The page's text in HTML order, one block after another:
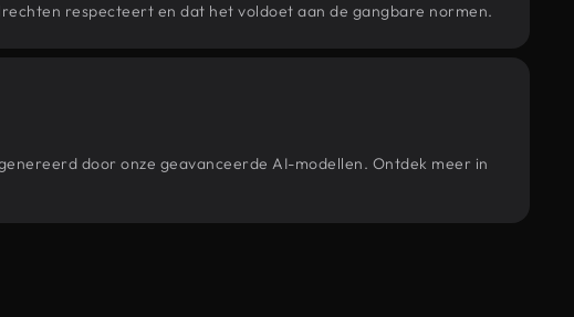
respecteert en dat het voldoet aan de gangbare normen.
door onze geavanceerde AI-modellen. Ontdek meer in